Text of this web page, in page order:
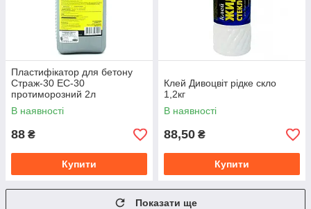
Пластифікатор для бетону
Страж-30 ЕС-30
протиморозний 2л
В наявності
88 ₴
Купити
Клей Дивоцвіт рідке скло
1,2кг
В наявності
88,50 ₴
Купити
Показати ще